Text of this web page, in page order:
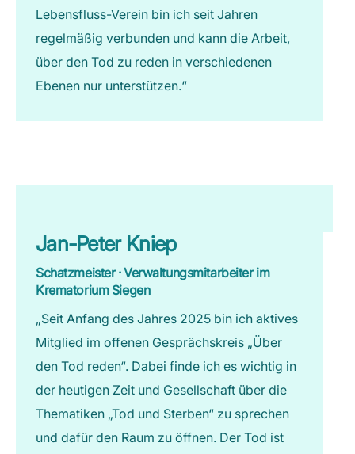
Lebensfluss-Verein bin ich seit Jahren
regelmäßig verbunden und kann die Arbeit,
über den Tod zu reden in verschiedenen
Ebenen nur unterstützen.“
Jan-Peter Kniep
Schatzmeister · Verwaltungsmitarbeiter im
Krematorium Siegen
„Seit Anfang des Jahres 2025 bin ich aktives
Mitglied im offenen Gesprächskreis „Über
den Tod reden“. Dabei finde ich es wichtig in
der heutigen Zeit und Gesellschaft über die
Thematiken „Tod und Sterben“ zu sprechen
und dafür den Raum zu öffnen. Der Tod ist